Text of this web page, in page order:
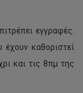
εγγραφές.
καθοριστεί
και τις 8πμ της